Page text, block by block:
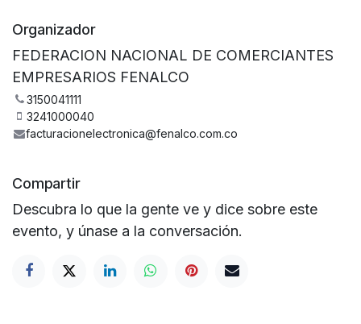
Organizador
FEDERACION NACIONAL DE COMERCIANTES
EMPRESARIOS FENALCO
3150041111
3241000040
facturacionelectronica@fenalco.com.co
Compartir
Descubra lo que la gente ve y dice sobre este
evento, y únase a la conversación.